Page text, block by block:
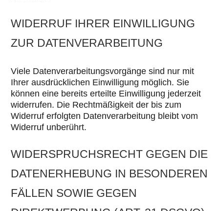
WIDERRUF IHRER EINWILLIGUNG
ZUR DATENVERARBEITUNG
Viele Datenverarbeitungsvorgänge sind nur mit
Ihrer ausdrücklichen Einwilligung möglich. Sie
können eine bereits erteilte Einwilligung jederzeit
widerrufen. Die Rechtmäßigkeit der bis zum
Widerruf erfolgten Datenverarbeitung bleibt vom
Widerruf unberührt.
WIDERSPRUCHSRECHT GEGEN DIE
DATENERHEBUNG IN BESONDEREN
FÄLLEN SOWIE GEGEN